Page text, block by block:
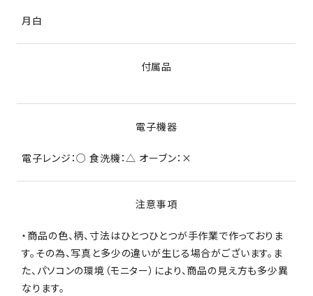
月白
付属品
電子機器
電子レンジ：○ 食洗機：△ オーブン：×
注意事項
・商品の色、柄、寸法はひとつひとつが手作業で作っておりま
す。その為、写真と多少の違いが生じる場合がございます。ま
た、パソコンの環境（モニター）により、商品の見え方も多少異
なります。